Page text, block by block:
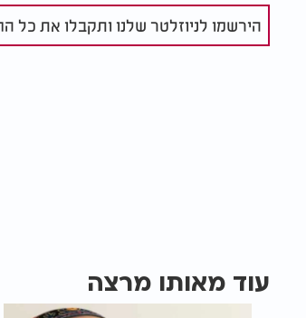
הירשמו לניוזלטר שלנו ותקבלו את כל
עוד מאותו מרצה